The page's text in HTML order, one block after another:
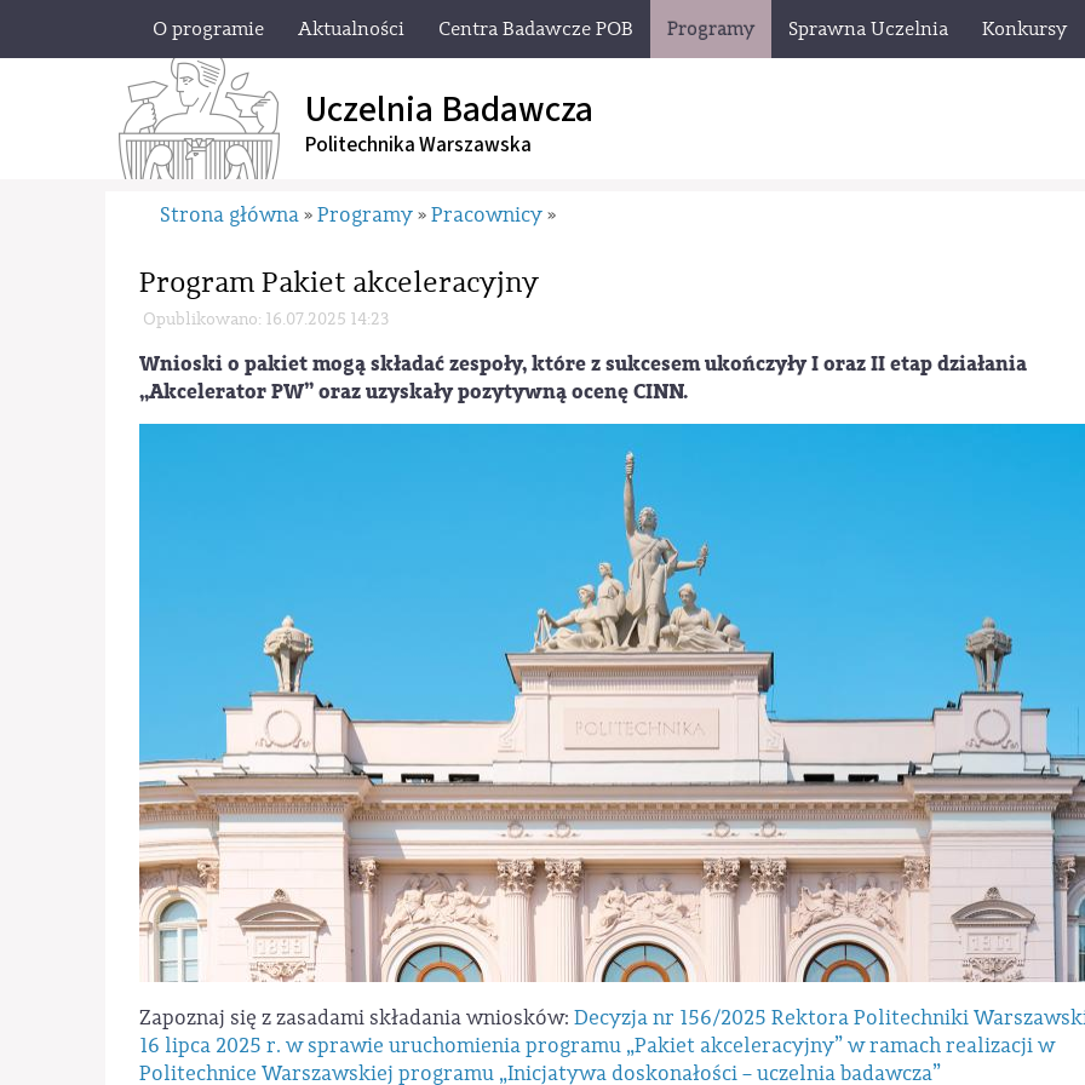
O programie Aktualności Centra Badawcze POB Programy Sprawna Uczelnia Konkursy
Uczelnia Badawcza
Politechnika Warszawska
Strona główna » Programy » Pracownicy »
Program Pakiet akceleracyjny
Opublikowano: 16.07.2025 14:23
Wnioski o pakiet mogą składać zespoły, które z sukcesem ukończyły I oraz II etap działania
„Akcelerator PW” oraz uzyskały pozytywną ocenę CINN.
Zapoznaj się z zasadami składania wniosków: Decyzja nr 156/2025 Rektora Politechniki
16 lipca 2025 r. w sprawie uruchomienia programu „Pakiet akceleracyjny” w ramach realizacji w
Politechnice Warszawskiej programu „Inicjatywa doskonałości – uczelnia badawcza”